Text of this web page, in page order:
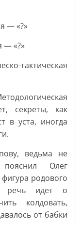
— «?»
— «?»
секреты, как
в уста, иногда
ведьма не
Олег
родового
речь идет о
колдовать,
от бабки